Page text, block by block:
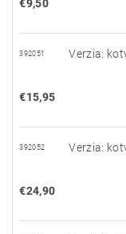
€9,50
392051 Verzia:
€15,95
392052 Verzia:
€24,90